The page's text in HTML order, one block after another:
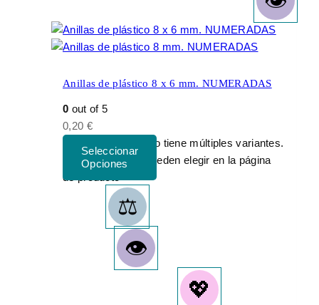
Anillas de plástico 8 x 6 mm. NUMERADAS
0 out of 5
0,20 €
Este producto tiene múltiples variantes.
Las opciones se pueden elegir en la página
de producto